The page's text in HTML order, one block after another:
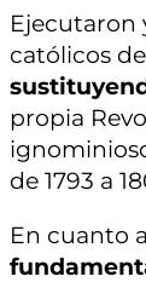
Ejecutaron
católicos
propia
de 1793 a
En cuanto